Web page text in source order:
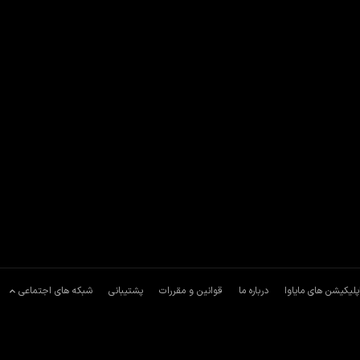
های مایاوا درباره ما قوانین و مقررات پشتیبانی شبکه های اجتماعی